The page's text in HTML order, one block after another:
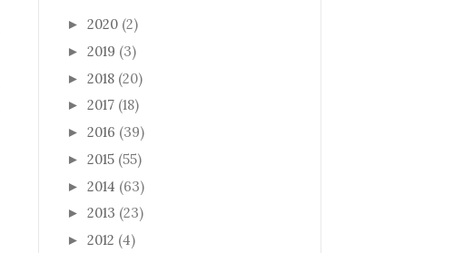
► 2020 (2)
► 2019 (3)
► 2018 (20)
► 2017 (18)
► 2016 (39)
► 2015 (55)
► 2014 (63)
► 2013 (23)
► 2012 (4)